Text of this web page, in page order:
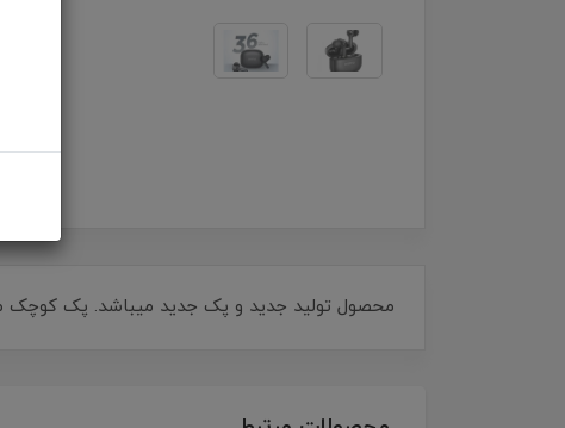
محصول تولید جدید و پک جدید میباشد. پک کوچک